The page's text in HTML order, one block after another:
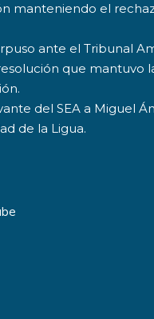
manteniendo el
ante el Tribunal
que mantuvo
del SEA a Miguel
de la Ligua.